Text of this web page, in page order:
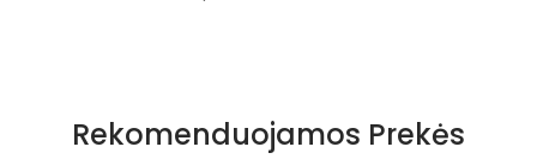
Rekomenduojamos Prekės